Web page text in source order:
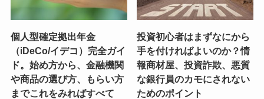
個人型確定拠出年金
（iDeCo/イデコ）完全ガイ
ド。始め方から、金融機関
や商品の選び方、もらい方
までこれをみればすべて
投資初心者はまずなにから
手を付ければよいのか？情
報商材屋、投資詐欺、悪質
な銀行員のカモにされない
ためのポイント